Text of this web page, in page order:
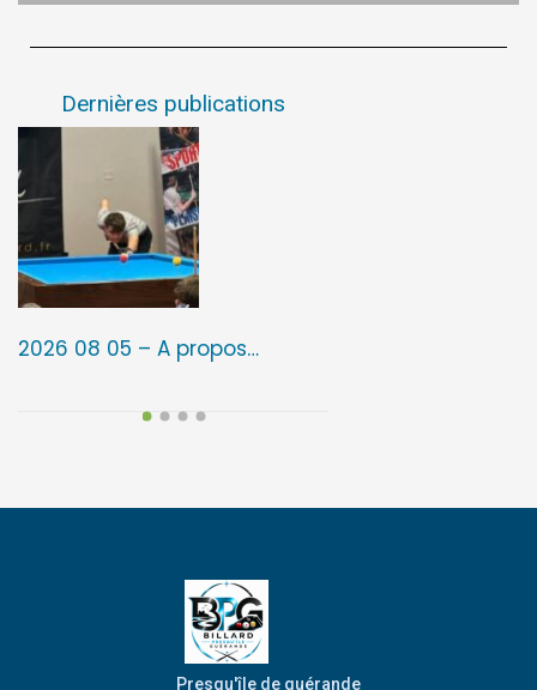
Dernières publications
2026 08 05 – A propos…
Presqu'île de guérande